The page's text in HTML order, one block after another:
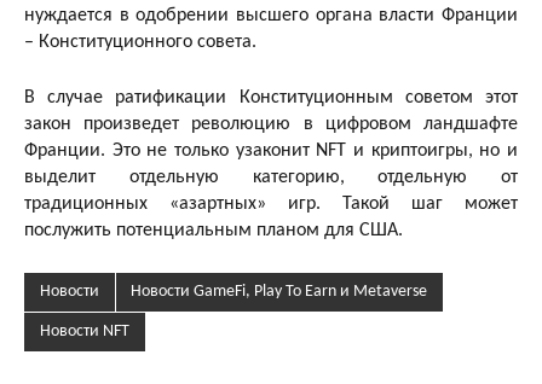
нуждается в одобрении высшего органа власти Франции
– Конституционного совета.
В случае ратификации Конституционным советом этот
закон произведет революцию в цифровом ландшафте
Франции. Это не только узаконит NFT и криптоигры, но и
выделит отдельную категорию, отдельную от
традиционных «азартных» игр. Такой шаг может
послужить потенциальным планом для США.
Новости Новости GameFi, Play To Earn и Metaverse
Новости NFT